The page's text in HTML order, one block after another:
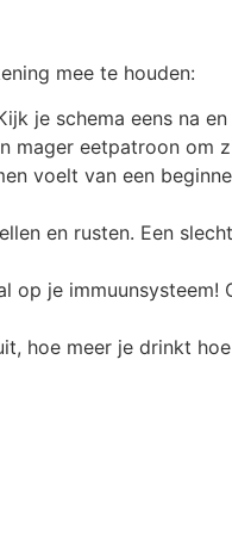
mee te houden:
je schema eens na
mager eetpatroon om
voelt van een
en rusten. Een
op je
hoe meer je drinkt